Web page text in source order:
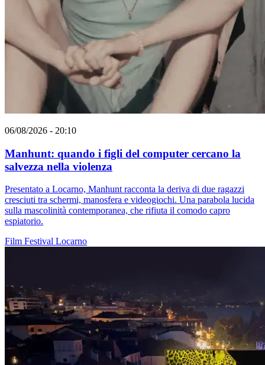
06/08/2026 - 20:10
Manhunt: quando i figli del computer cercano la
salvezza nella violenza
Presentato a Locarno, Manhunt racconta la deriva di due ragazzi
cresciuti tra schermi, manosfera e videogiochi. Una parabola lucida
sulla mascolinità contemporanea, che rifiuta il comodo capro
espiatorio.
Film Festival Locarno